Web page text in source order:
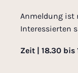
Anmeldung ist
Interessierten
Zeit | 18.30 bis